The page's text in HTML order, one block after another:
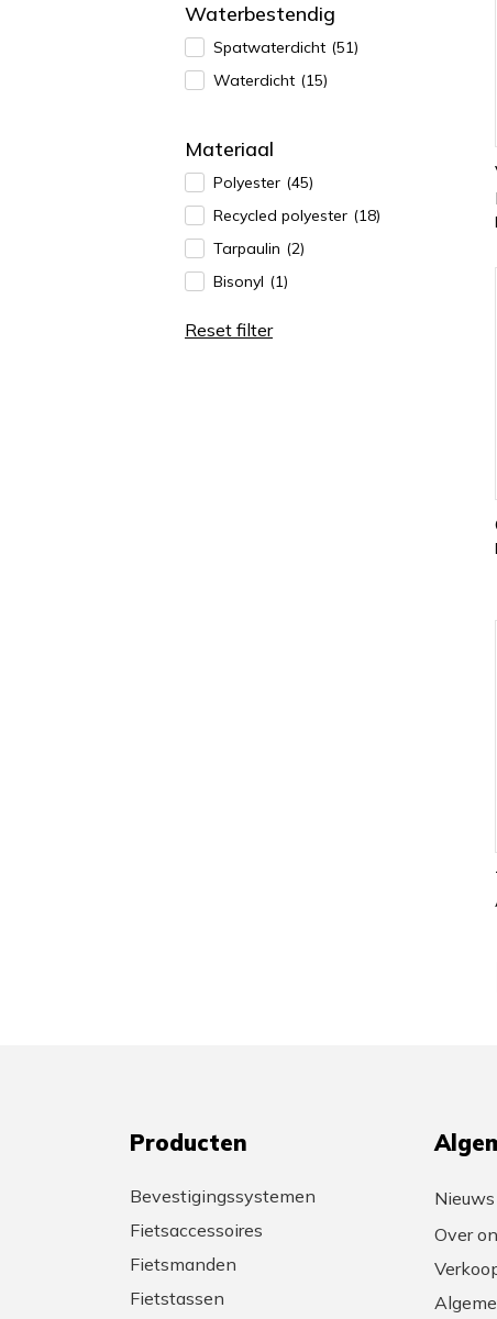
Waterbestendig
Spatwaterdicht (51)
Waterdicht (15)
Materiaal
Polyester (45)
Recycled polyester (18)
Tarpaulin (2)
Bisonyl (1)
Reset filter
Producten
Bevestigingssystemen
Fietsaccessoires
Fietsmanden
Fietstassen
Nieuws
Over